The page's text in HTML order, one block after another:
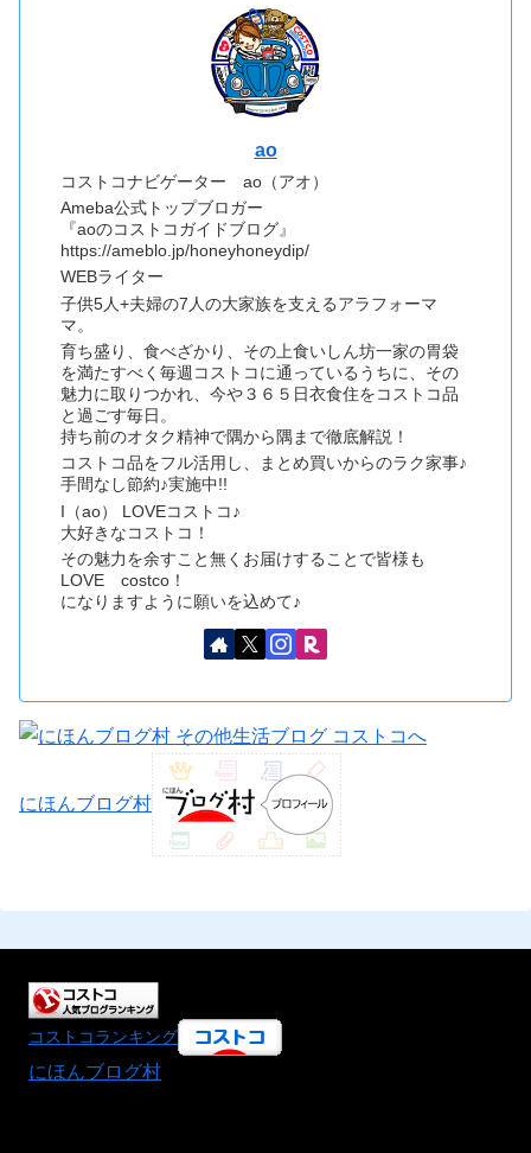
ao
コストコナビゲーター ao（アオ）
Ameba公式トップブロガー
『aoのコストコガイドブログ』
https://ameblo.jp/honeyhoneydip/
WEBライター
子供5人+夫婦の7人の大家族を支えるアラフォーマ
マ。
育ち盛り、食べざかり、その上食いしん坊一家の胃袋
を満たすべく毎週コストコに通っているうちに、その
魅力に取りつかれ、今や３６５日衣食住をコストコ品
と過ごす毎日。
持ち前のオタク精神で隅から隅まで徹底解説！
コストコ品をフル活用し、まとめ買いからのラク家事♪
手間なし節約♪実施中!!
I（ao） LOVEコストコ♪
大好きなコストコ！
その魅力を余すこと無くお届けすることで皆様も
LOVE costco！
になりますように願いを込めて♪
にほんブログ村
コストコランキング
にほんブログ村